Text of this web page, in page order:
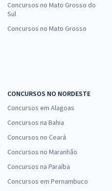
Concursos no Mato Grosso do
Sul
Concursos no Mato Grosso
CONCURSOS NO NORDESTE
Concursos em Alagoas
Concursos na Bahia
Concursos no Ceará
Concursos no Maranhão
Concursos na Paraíba
Concursos em Pernambuco